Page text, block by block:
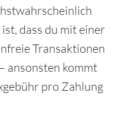
dass du mit einer
Transaktionen
ansonsten kommt
pro Zahlung